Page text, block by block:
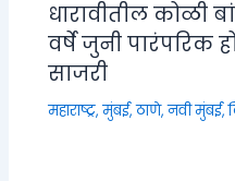
धारावीतील कोळी
वर्षे जुनी पारंपरिक
साजरी
महाराष्ट्र,मुंबई, ठाणे, नवी मुंबई,